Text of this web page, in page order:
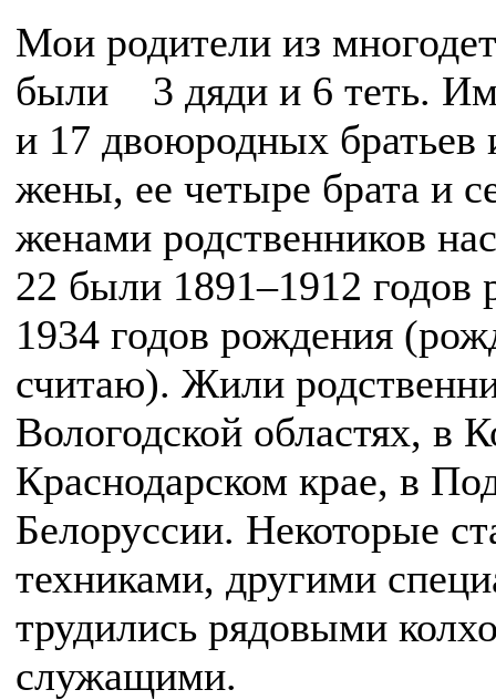
Мои родители из
были 3 дяди и 6 теть.
и 17 двоюродных братьев
жены, ее четыре брата и
женами родственников
22 были 1891–1912 годов
1934 годов рождения
считаю). Жили
Вологодской областях, в
Краснодарском крае, в
Белоруссии. Некоторые
техниками, другими
трудились рядовыми
служащими.